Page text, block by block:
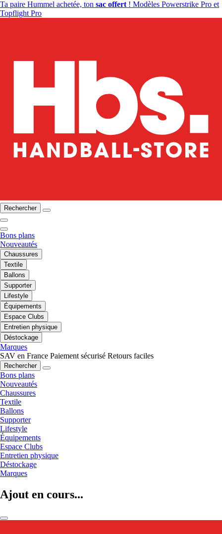
Ta paire Hummel achetée, ton sac offert ! Modèles Powerstrike Pro et
Topflight Pro
Rechercher
Bons plans
Nouveautés
Chaussures
Textile
Ballons
Supporter
Lifestyle
Équipements
Espace Clubs
Entretien physique
Déstockage
Marques
SAV en France Paiement sécurisé Retours faciles
Rechercher
Bons plans
Nouveautés
Chaussures
Textile
Ballons
Supporter
Lifestyle
Équipements
Espace Clubs
Entretien physique
Déstockage
Marques
Ajout en cours...